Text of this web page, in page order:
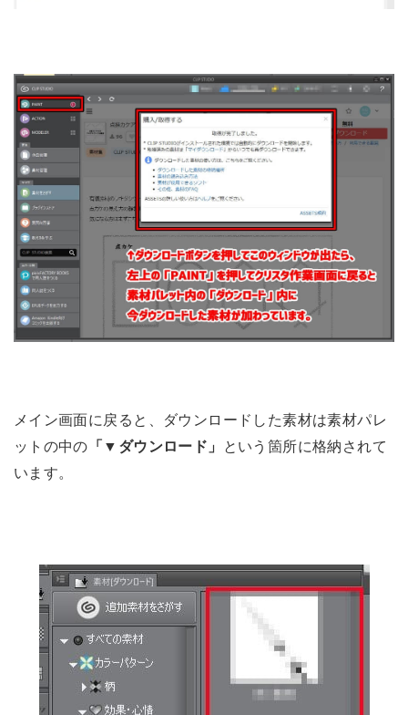
メイン画面に戻ると、ダウンロードした素材は素材パレ
ットの中の 「▼ダウンロード」
という箇所に格納されて
います。